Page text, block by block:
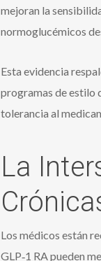
mejoran la
normoglucémicos
Esta evidencia
programas de estilo
tolerancia al
La
Los médicos están
GLP‑1 RA pueden